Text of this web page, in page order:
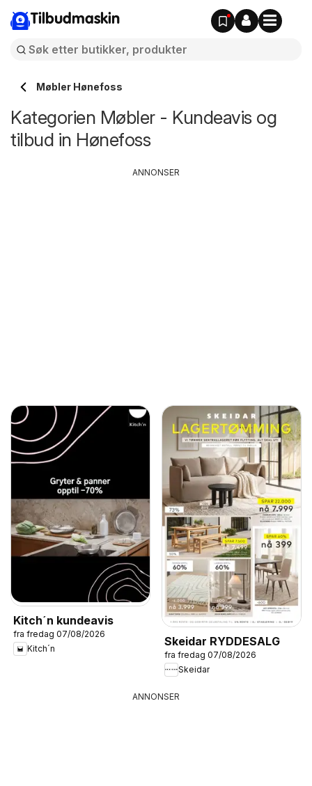
Tilbudmaskin
Møbler Hønefoss
Kategorien Møbler - Kundeavis og
tilbud in Hønefoss
Kitch´n kundeavis
fra fredag 07/08/2026
Kitch´n
Skeidar RYDDESALG
fra fredag 07/08/2026
Skeidar
ANNONSER
ANNONSER